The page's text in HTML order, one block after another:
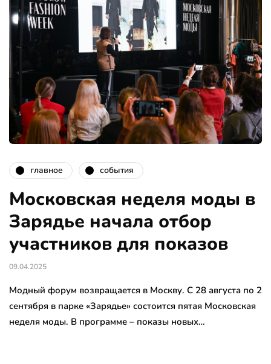
главное события
Московская неделя моды в
Зарядье начала отбор
участников для показов
09.04.2025
Модный форум возвращается в Москву. С 28 августа по 2
сентября в парке «Зарядье» состоится пятая Московская
неделя моды. В программе – показы новых…